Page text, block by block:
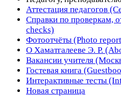
Аттестация педагогов
Справки по проверкам,
checks)
Фотоотчёты (Photo
О Хаматгалееве Э. Р.
Вакансии учителя
Гостевая книга
Интерактивные тесты
Новая страница